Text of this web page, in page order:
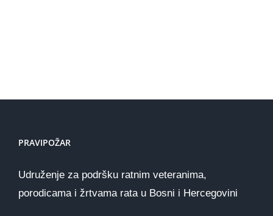
PRAVIPOŽAR
Udruženje za podršku ratnim veteranima,
porodicama i žrtvama rata u Bosni i Hercegovini